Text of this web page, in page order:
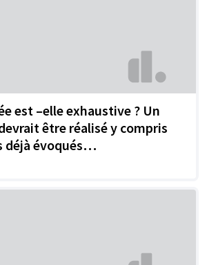
est –elle exhaustive ? Un
être réalisé y compris
déjà évoqués…